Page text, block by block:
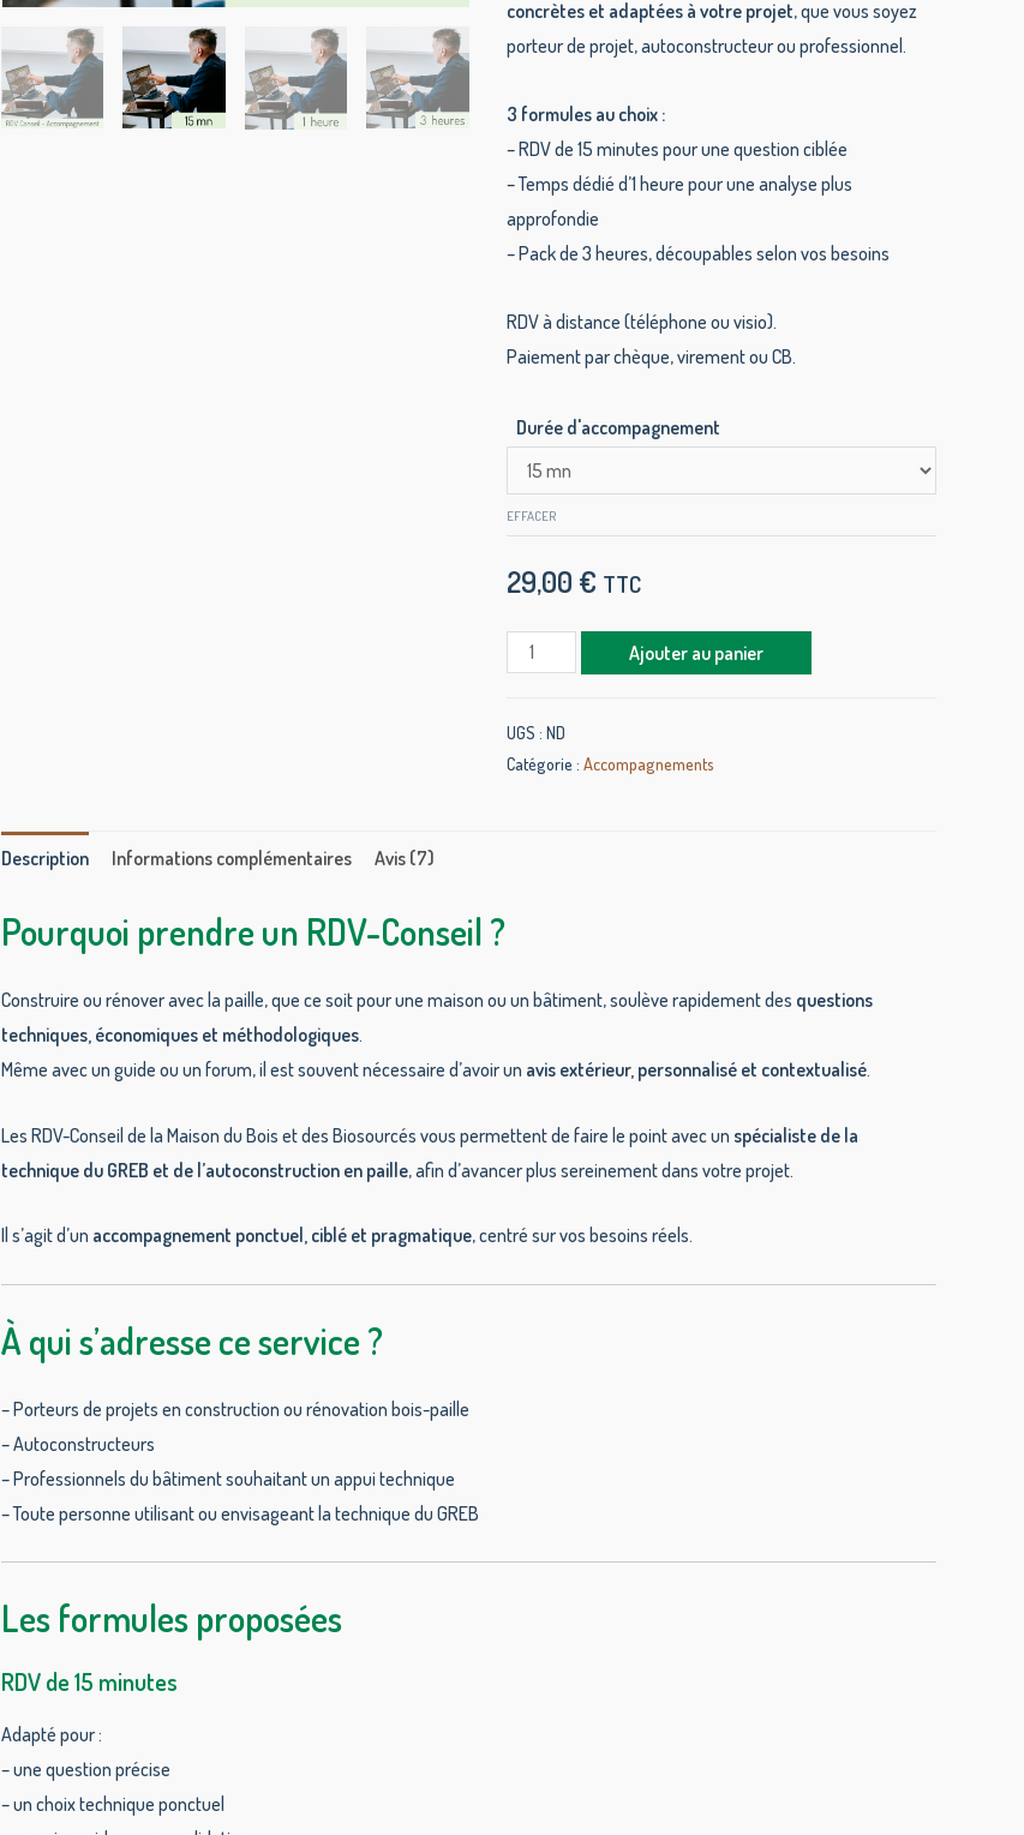
concrètes et adaptées à votre projet, que vous soyez
porteur de projet, autoconstructeur ou professionnel.
3 formules au choix :
– RDV de 15 minutes pour une question ciblée
– Temps dédié d’1 heure pour une analyse plus
approfondie
– Pack de 3 heures, découpables selon vos besoins
RDV à distance (téléphone ou visio).
Paiement par chèque, virement ou CB.
Durée d'accompagnement
EFFACER
29,00 € TTC
Ajouter au panier
UGS : ND
Catégorie : Accompagnements
Description Informations complémentaires Avis (7)
Pourquoi prendre un RDV-Conseil ?
Construire ou rénover avec la paille, que ce soit pour une maison ou un bâtiment, soulève rapidement des questions
techniques, économiques et méthodologiques.
Même avec un guide ou un forum, il est souvent nécessaire d’avoir un avis extérieur, personnalisé et contextualisé.
Les RDV-Conseil de la Maison du Bois et des Biosourcés vous permettent de faire le point avec un spécialiste de la
technique du GREB et de l’autoconstruction en paille, afin d’avancer plus sereinement dans votre projet.
Il s’agit d’un accompagnement ponctuel, ciblé et pragmatique, centré sur vos besoins réels.
À qui s’adresse ce service ?
– Porteurs de projets en construction ou rénovation bois-paille
– Autoconstructeurs
– Professionnels du bâtiment souhaitant un appui technique
– Toute personne utilisant ou envisageant la technique du GREB
Les formules proposées
RDV de 15 minutes
Adapté pour :
– une question précise
– un choix technique ponctuel